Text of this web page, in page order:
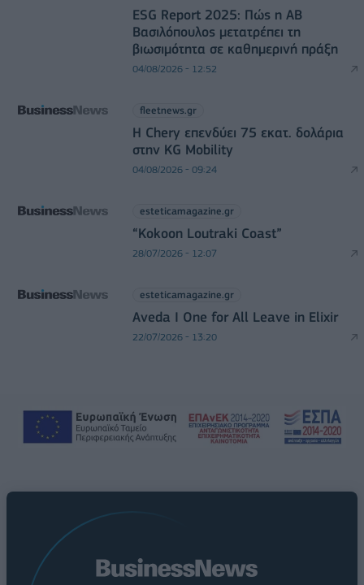
ESG Report 2025: Πώς η ΑΒ
Βασιλόπουλος μετατρέπει τη
βιωσιμότητα σε καθημερινή πράξη
04/08/2026 - 12:52
fleetnews.gr
Η Chery επενδύει 75 εκατ. δολάρια
στην KG Mobility
04/08/2026 - 09:24
esteticamagazine.gr
“Kokoon Loutraki Coast”
28/07/2026 - 12:07
esteticamagazine.gr
Aveda I One for All Leave in Elixir
22/07/2026 - 13:20